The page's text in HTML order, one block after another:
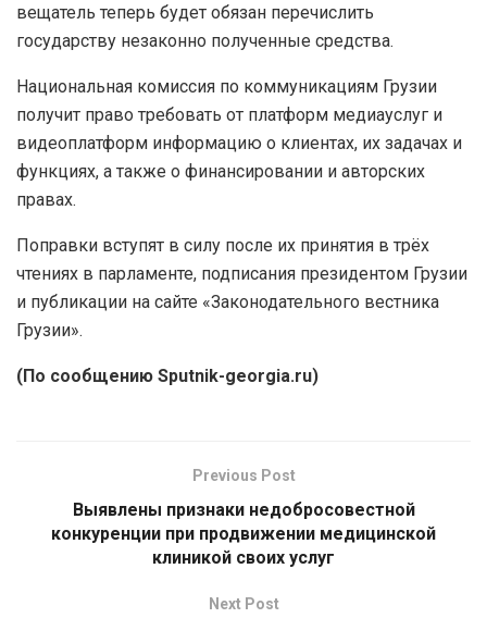
вещатель теперь будет обязан перечислить
государству незаконно полученные средства.
Национальная комиссия по коммуникациям Грузии
получит право требовать от платформ медиауслуг и
видеоплатформ информацию о клиентах, их задачах и
функциях, а также о финансировании и авторских
правах.
Поправки вступят в силу после их принятия в трёх
чтениях в парламенте, подписания президентом Грузии
и публикации на сайте «Законодательного вестника
Грузии».
(По сообщению Sputnik-georgia.ru)
Previous Post
Выявлены признаки недобросовестной
конкуренции при продвижении медицинской
клиникой своих услуг
Next Post